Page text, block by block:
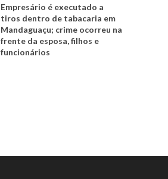
Empresário é executado a
tiros dentro de tabacaria em
Mandaguaçu; crime ocorreu na
frente da esposa, filhos e
funcionários